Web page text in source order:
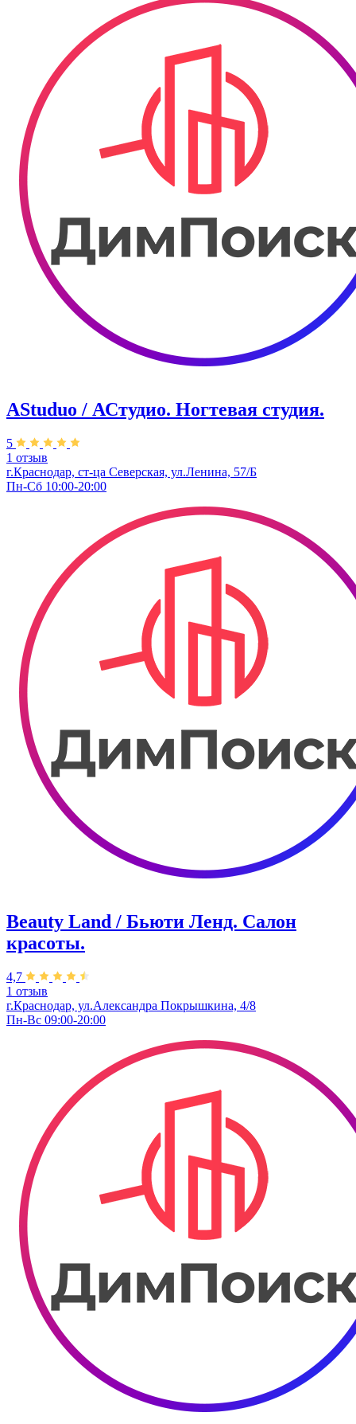
AStuduo / АСтудио. Ногтевая студия.
5
1 отзыв
г.Краснодар, ст-ца Северская, ул.Ленина, 57/Б
Пн-Сб 10:00-20:00
Beauty Land / Бьюти Ленд. Салон
красоты.
4,7
1 отзыв
г.Краснодар, ул.Александра Покрышкина, 4/8
Пн-Вс 09:00-20:00